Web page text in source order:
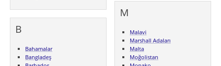
B
Bahamalar
Bangladeş
M
Malavi
Marshall Adaları
Malta
Moğolistan